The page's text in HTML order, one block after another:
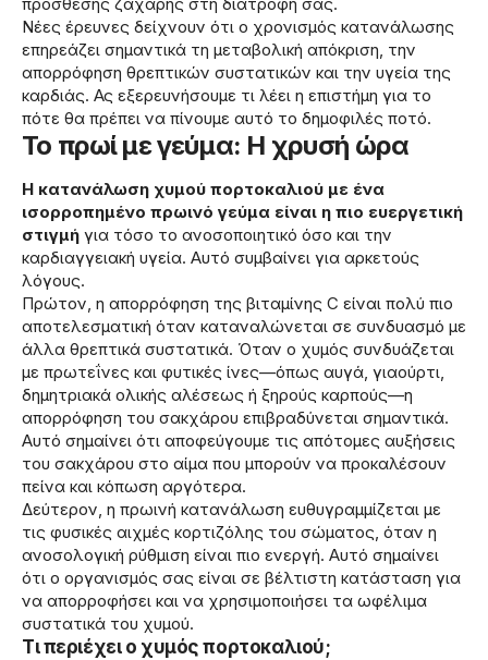
Νέες έρευνες δείχνουν ότι ο χρονισμός κατανάλωσης
επηρεάζει σημαντικά τη μεταβολική απόκριση, την
απορρόφηση θρεπτικών συστατικών και την υγεία της
καρδιάς. Ας εξερευνήσουμε τι λέει η επιστήμη για το
πότε θα πρέπει να πίνουμε αυτό το δημοφιλές ποτό.
Το πρωί με γεύμα: Η χρυσή ώρα
Η κατανάλωση χυμού πορτοκαλιού με ένα
ισορροπημένο πρωινό γεύμα είναι η πιο ευεργετική
στιγμή για τόσο το ανοσοποιητικό όσο και την
καρδιαγγειακή υγεία. Αυτό συμβαίνει για αρκετούς
λόγους.
Πρώτον, η απορρόφηση της βιταμίνης C είναι πολύ πιο
αποτελεσματική όταν καταναλώνεται σε συνδυασμό με
άλλα θρεπτικά συστατικά. Όταν ο χυμός συνδυάζεται
με πρωτεΐνες και φυτικές ίνες—όπως αυγά, γιαούρτι,
δημητριακά ολικής αλέσεως ή ξηρούς καρπούς—η
απορρόφηση του σακχάρου επιβραδύνεται σημαντικά.
Αυτό σημαίνει ότι αποφεύγουμε τις απότομες αυξήσεις
του σακχάρου στο αίμα που μπορούν να προκαλέσουν
πείνα και κόπωση αργότερα.
Δεύτερον, η πρωινή κατανάλωση ευθυγραμμίζεται με
τις φυσικές αιχμές κορτιζόλης του σώματος, όταν η
ανοσολογική ρύθμιση είναι πιο ενεργή. Αυτό σημαίνει
ότι ο οργανισμός σας είναι σε βέλτιστη κατάσταση για
να απορροφήσει και να χρησιμοποιήσει τα ωφέλιμα
συστατικά του χυμού.
Τι περιέχει ο χυμός πορτοκαλιού;